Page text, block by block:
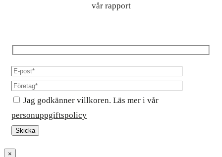
vår rapport
Jag godkänner villkoren. Läs mer i vår
personuppgiftspolicy
×